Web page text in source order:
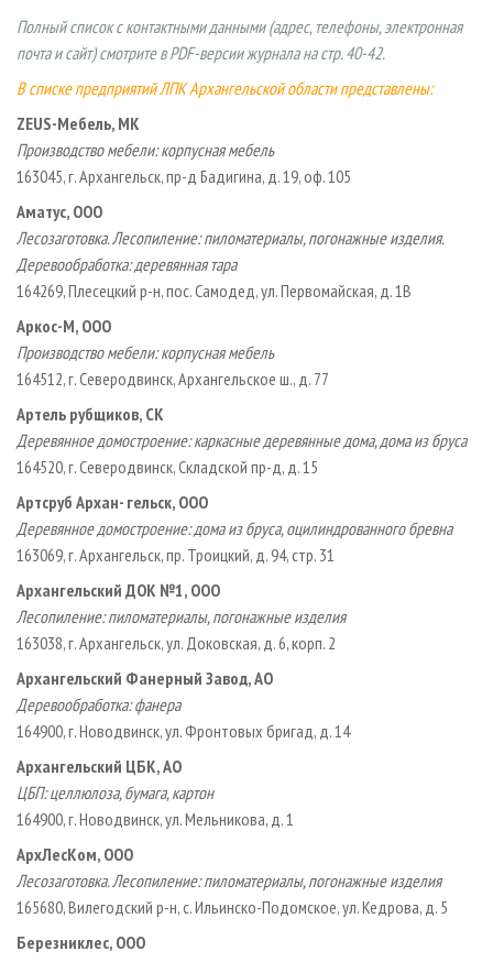
ПРОИЗВОДСТВО ДРЕВЕСНЫХ ПЛИТ
ДЕРЕВЯННОЕ ДОМОСТРОЕНИЕ
ПРОИЗВОДСТВО МЕБЕЛИ
БИОЭНЕРГЕТИКА
ИНСТРУМЕНТ И МАТЕРИАЛЫ
ПЕРСОНЫ
МОБИЛЬНЫЕ ВЫСТАВКИ
ОФИЦИАЛЬНЫЕ ДЕЛЕГАЦИИ
ПРИОРИТЕТНЫЕ ИНВЕСТПРОЕКТЫ
RUSSIAN FORESTRY REVIEW
ГАЗЕТА ЛЕСПРОМФОРУМ
БИБЛИОТЕКА СПЕЦИАЛИСТА
КОНТАКТЫ
РЕКЛАМА
РЕКЛАМА НА САЙТЕ
Полный список с контактными данными (адрес, телефоны, электронная
почта и сайт) смотрите вPDF-версии журналана стр. 40-42.
В списке предприятий ЛПК Архангельской области представлены:
ZEUS-Мебель, МК
Производство мебели: корпусная мебель
163045, г. Архангельск, пр-д Бадигина, д. 19, оф. 105
Аматус, ООО
Лесозаготовка. Лесопиление: пиломатериалы, погонажные изделия.
Деревообработка: деревянная тара
164269, Плесецкий р-н, пос. Самодед, ул. Первомайская, д. 1В
Аркос-М, ООО
Производство мебели: корпусная мебель
164512, г. Северодвинск, Архангельское ш., д. 77
Артель рубщиков, СК
Деревянное домостроение: каркасные деревянные дома, дома из бруса
164520, г. Северодвинск, Складской пр-д, д. 15
Артсруб Архан- гельск, ООО
Деревянное домостроение: дома из бруса, оцилиндрованного бревна
163069, г. Архангельск, пр. Троицкий, д. 94, стр. 31
Архангельский ДОК №1, ООО
Лесопиление: пиломатериалы, погонажные изделия
163038, г. Архангельск, ул. Доковская, д. 6, корп. 2
Архангельский Фанерный Завод, АО
Деревообработка: фанера
164900, г. Новодвинск, ул. Фронтовых бригад, д. 14
Архангельский ЦБК, АО
ЦБП: целлюлоза, бумага, картон
164900, г. Новодвинск, ул. Мельникова, д. 1
АрхЛесКом, ООО
Лесозаготовка. Лесопиление: пиломатериалы, погонажные изделия
165680, Вилегодский р-н, с. Ильинско-Подомское, ул. Кедрова, д. 5
Березниклес, ООО